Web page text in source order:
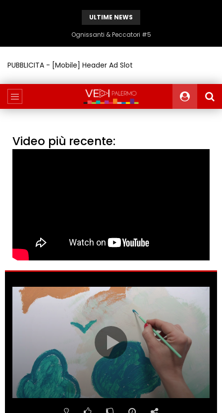
ULTIME NEWS
Ognissanti & Peccatori #5
PUBBLICITA - [Mobile] Header Ad Slot
Video più recente: